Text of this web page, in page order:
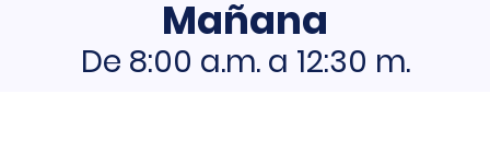
Mañana
De 8:00 a.m. a 12:30 m.